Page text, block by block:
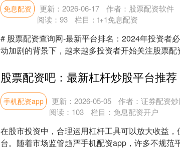
免息配资 更新：2026-06-17
作者：股票配资软件
阅读： 93 栏目： t+1免息配资
# 股票配资查询网-最新平台排名：2024年投资者
动加剧的背景下，越来越多投资者开始关注股票
股票配资吧：最新杠杆炒股平台推荐
手机配资app 更新：2026-05-05
作者：证券配资炒
阅读： 103 栏目： 免息配资开户
在股市投资中，合理运用杠杆工具可以放大收益
台。随着市场监管趋严手机配资app，许多不规范